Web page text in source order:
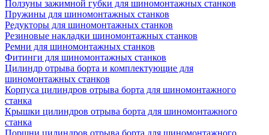
Ползуны зажимной губки для шиномонтажных станков
Пружины для шиномонтажных станков
Редукторы для шиномонтажных станков
Резиновые накладки шиномонтажных станков
Ремни для шиномонтажных станков
Фитинги для шиномонтажных станков
Цилиндр отрыва борта и комплектующие для
шиномонтажных станков
Корпуса цилиндров отрыва борта для шиномонтажного
станка
Крышки цилиндров отрыва борта для шиномонтажного
станка